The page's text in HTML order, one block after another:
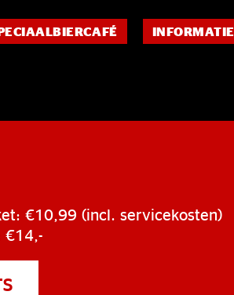
INFORMATIE
€10,99 (incl. servicekosten)
€14,-